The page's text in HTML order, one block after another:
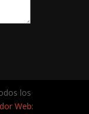
los
Web: